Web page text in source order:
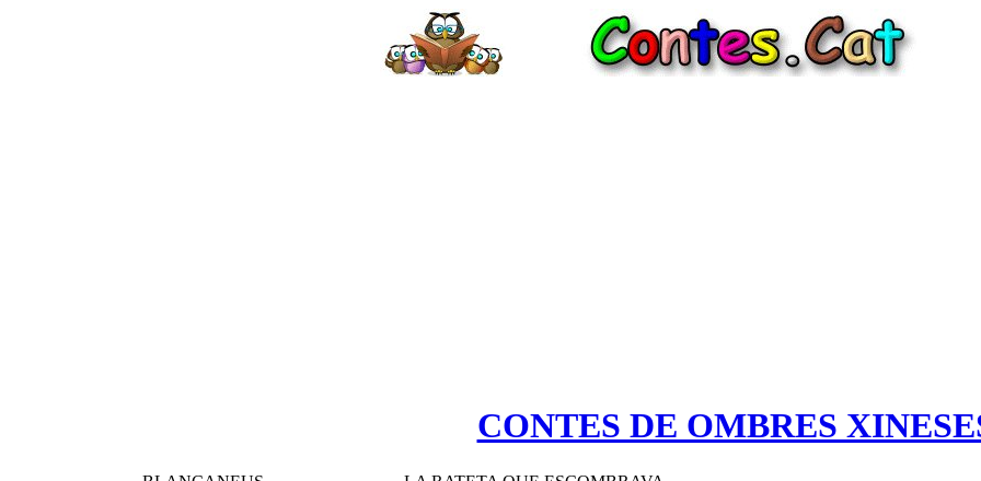
CONTES DE OMBRES